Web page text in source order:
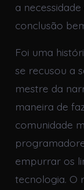
a
conclusão
Foi uma
se recusou a
mestre da
maneira de
comunidade
empurrar os
tecnologia. O